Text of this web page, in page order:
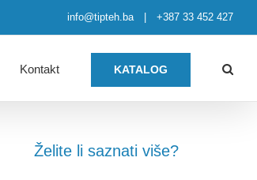
info@tipteh.ba +387 33 452 427
Kontakt KATALOG
Želite li saznati više?